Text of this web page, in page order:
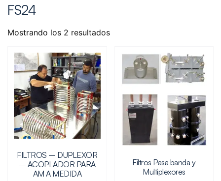
FS24
Mostrando los 2 resultados
FILTROS – DUPLEXOR
– ACOPLADOR PARA
AM A MEDIDA
Filtros Pasa banda y
Multiplexores